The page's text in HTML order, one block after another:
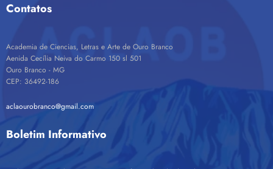
Contatos
Academia de Ciencias, Letras e Arte de Ouro Branco
Aenida Cecília Neiva do Carmo 150 sl 501
Ouro Branco - MG
CEP: 36492-186
aclaourobranco@gmail.com
Boletim Informativo